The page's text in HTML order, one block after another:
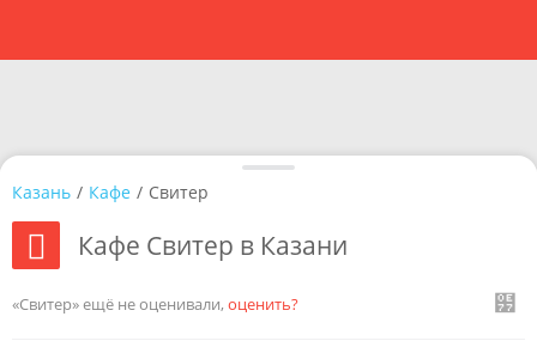
Казань / Кафе / Свитер
Кафе Свитер в Казани
«Свитер» ещё не оценивали, оценить?